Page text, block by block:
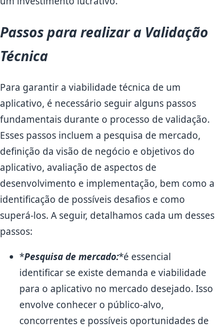
Passos para realizar a Validação
Técnica
Para garantir a viabilidade técnica de um
aplicativo, é necessário seguir alguns passos
fundamentais durante o processo de validação.
Esses passos incluem a pesquisa de mercado,
definição da visão de negócio e objetivos do
aplicativo, avaliação de aspectos de
desenvolvimento e implementação, bem como a
identificação de possíveis desafios e como
superá-los. A seguir, detalhamos cada um desses
passos:
*Pesquisa de mercado:*é essencial
identificar se existe demanda e viabilidade
para o aplicativo no mercado desejado. Isso
envolve conhecer o público-alvo,
concorrentes e possíveis oportunidades de